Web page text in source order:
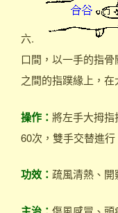
六.
口間，以一手的指
之間的指蹼緣上，在
操作： 將左手大拇
60次，雙手交替進行
功效： 疏風清熱、開